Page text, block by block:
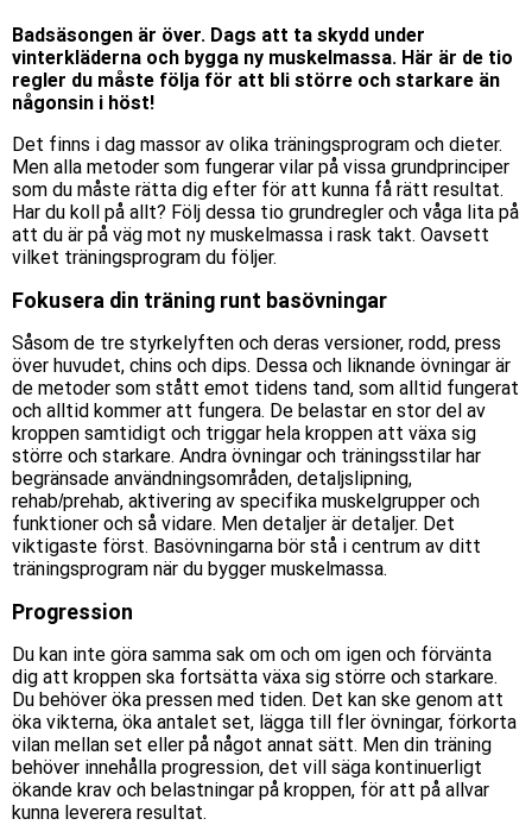
Badsäsongen är över. Dags att ta skydd under
vinterkläderna och bygga ny muskelmassa. Här är de tio
regler du måste följa för att bli större och starkare än
någonsin i höst!
Det finns i dag massor av olika träningsprogram och dieter.
Men alla metoder som fungerar vilar på vissa grundprinciper
som du måste rätta dig efter för att kunna få rätt resultat.
Har du koll på allt? Följ dessa tio grundregler och våga lita på
att du är på väg mot ny muskelmassa i rask takt. Oavsett
vilket träningsprogram du följer.
Fokusera din träning runt basövningar
Såsom de tre styrkelyften och deras versioner, rodd, press
över huvudet, chins och dips. Dessa och liknande övningar är
de metoder som stått emot tidens tand, som alltid fungerat
och alltid kommer att fungera. De belastar en stor del av
kroppen samtidigt och triggar hela kroppen att växa sig
större och starkare. Andra övningar och träningsstilar har
begränsade användningsområden, detaljslipning,
rehab/prehab, aktivering av specifika muskelgrupper och
funktioner och så vidare. Men detaljer är detaljer. Det
viktigaste först. Basövningarna bör stå i centrum av ditt
träningsprogram när du bygger muskelmassa.
Progression
Du kan inte göra samma sak om och om igen och förvänta
dig att kroppen ska fortsätta växa sig större och starkare.
Du behöver öka pressen med tiden. Det kan ske genom att
öka vikterna, öka antalet set, lägga till fler övningar, förkorta
vilan mellan set eller på något annat sätt. Men din träning
behöver innehålla progression, det vill säga kontinuerligt
ökande krav och belastningar på kroppen, för att på allvar
kunna leverera resultat.